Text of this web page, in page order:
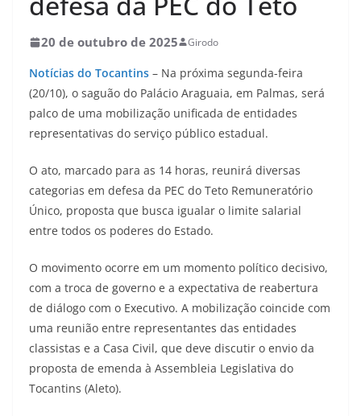
20 de outubro de 2025 Girodo
Notícias do Tocantins – Na próxima segunda-feira
(20/10), o saguão do Palácio Araguaia, em Palmas, será
palco de uma mobilização unificada de entidades
representativas do serviço público estadual.
O ato, marcado para as 14 horas, reunirá diversas
categorias em defesa da PEC do Teto Remuneratório
Único, proposta que busca igualar o limite salarial
entre todos os poderes do Estado.
O movimento ocorre em um momento político decisivo,
com a troca de governo e a expectativa de reabertura
de diálogo com o Executivo. A mobilização coincide com
uma reunião entre representantes das entidades
classistas e a Casa Civil, que deve discutir o envio da
proposta de emenda à Assembleia Legislativa do
Tocantins (Aleto).